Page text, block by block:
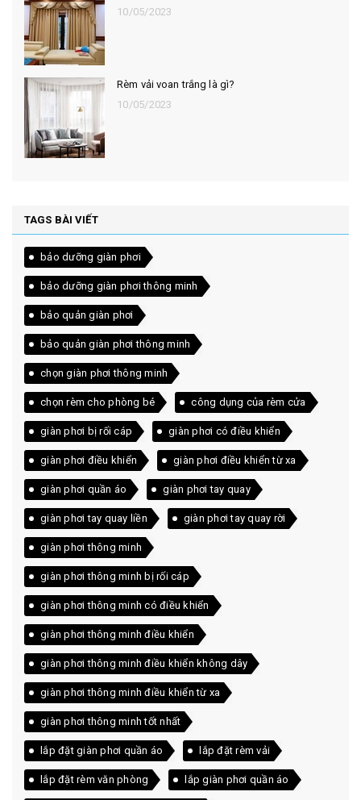
10/05/2023
Rèm vải voan trắng là gì?
10/05/2023
TAGS BÀI VIẾT
bảo dưỡng giàn phơi
bảo dưỡng giàn phơi thông minh
bảo quản giàn phơi
bảo quản giàn phơi thông minh
chọn giàn phơi thông minh
chọn rèm cho phòng bé công dụng của rèm cửa
giàn phơi bị rối cáp giàn phơi có điều khiển
giàn phơi điều khiển giàn phơi điều khiển từ xa
giàn phơi quần áo giàn phơi tay quay
giàn phơi tay quay liền giàn phơi tay quay rời
giàn phơi thông minh
giàn phơi thông minh bị rối cáp
giàn phơi thông minh có điều khiển
giàn phơi thông minh điều khiển
giàn phơi thông minh điều khiển không dây
giàn phơi thông minh điều khiển từ xa
giàn phơi thông minh tốt nhất
lắp đặt giàn phơi quần áo lắp đặt rèm vải
lắp đặt rèm văn phòng lắp giàn phơi quần áo